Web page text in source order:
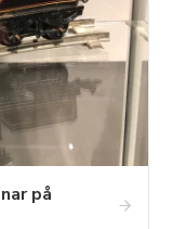
på